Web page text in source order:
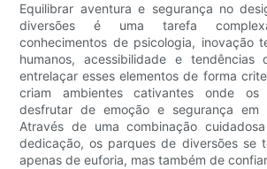
Equilibrar aventura e segurança no
diversões é uma tarefa
conhecimentos de psicologia, inovação
humanos, acessibilidade e tendências
entrelaçar esses elementos de forma
criam ambientes cativantes onde os
desfrutar de emoção e segurança em
Através de uma combinação
dedicação, os parques de diversões se
apenas de euforia, mas também de